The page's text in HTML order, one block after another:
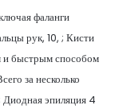
фаланги
рук, 10, ; Кисти
и быстрым способом
за несколько
эпиляция 4